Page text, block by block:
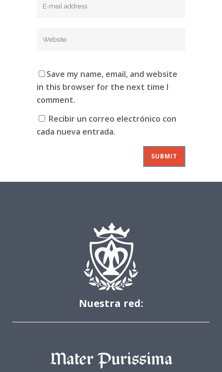
Save my name, email, and website
in this browser for the next time I
comment.
Recibir un correo electrónico con
cada nueva entrada.
Nuestra red: